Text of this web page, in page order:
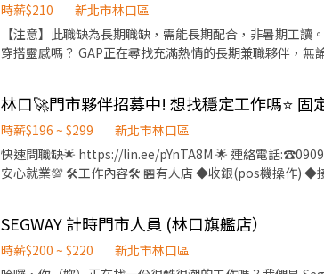
時薪$210
新北市林口區
【注意】此職缺為長期職缺，需能長期配合，非暑期工讀
穿搭靈感嗎？ GAP正在尋找充滿熱情的長期兼職夥伴，
興趣 ✔ 樂於學習商品知識與銷售技巧 ✔ 具團隊合作精神
元 💰 季度業績獎金 💰 店鋪競賽獎勵 💰 夜班津貼 💰 優良
22:00（依百貨營業時間）、假日需配合排班 ⏰ 每次排班
（07:00）或晚班（23:00）作業 📍 工作地點 MITSUI OUTLET
尚、熱愛與人交流，歡迎加入GAP團隊，一起為顧客創造
時薪$196 ~ $299
新北市林口區
快速問職缺🌟 https://lin.ee/pYnTA8M 🌟 連絡電話
安心就業💯 🛠️工作內容🛠️ 🏪有人店 ◆收銀(pos機操作) ◆
30000/月 ◆苗栗以南、基隆地區 29500/月 ★兼職、假日
其餘地區196/時+區域津貼($5~$45) 🏫智取店 ※獎金各區
時+津貼($33~$68) ◆其餘地區204/時+津貼($8~$83) ‼️工
SEGWAY 計時門市人員 (林口旗艦店）
時薪$200 ~ $220
新北市林口區